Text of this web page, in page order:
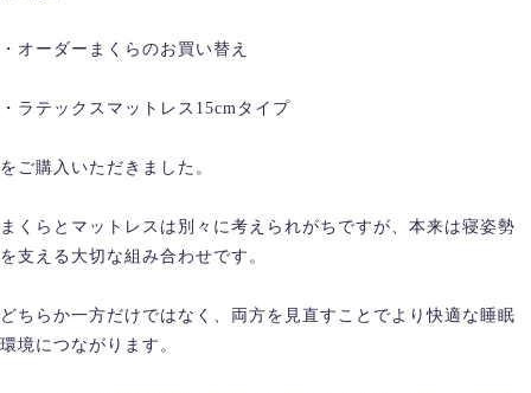
・オーダーまくらのお買い替え
・ラテックスマットレス15cmタイプ
をご購入いただきました。
まくらとマットレスは別々に考えられがちですが、本来は寝姿勢
を支える大切な組み合わせです。
どちらか一方だけではなく、両方を見直すことでより快適な睡眠
環境につながります。